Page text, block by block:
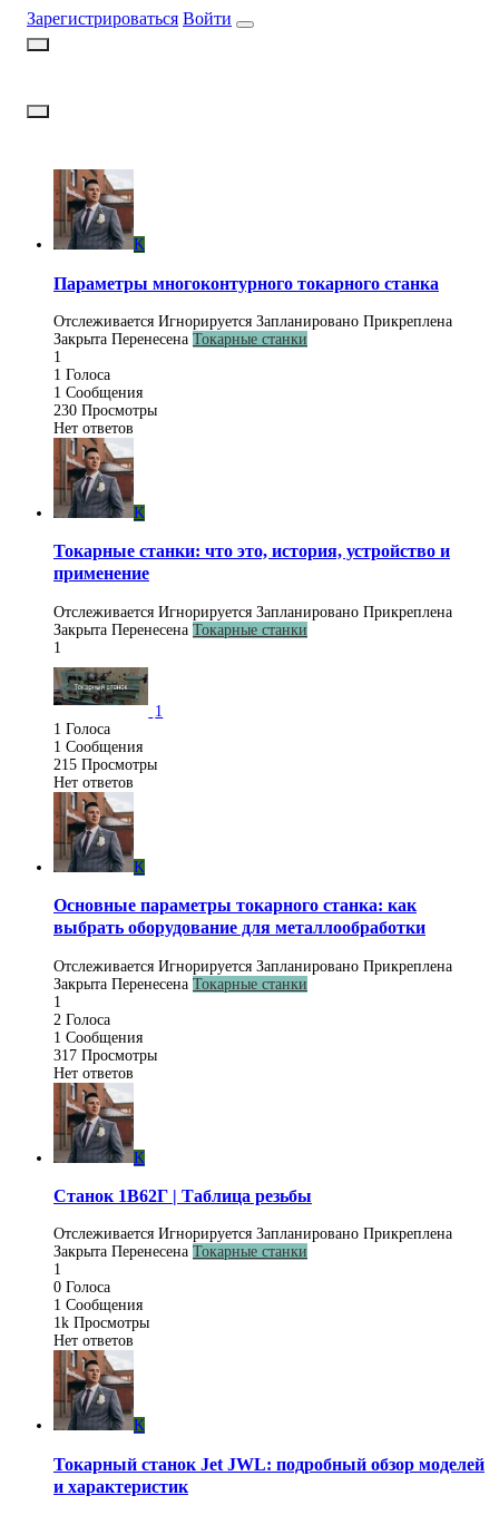
Зарегистрироваться Войти
K
Параметры многоконтурного токарного станка
Отслеживается Игнорируется Запланировано Прикреплена
Закрыта Перенесена Токарные станки
1
1 Голоса
1 Сообщения
230 Просмотры
Нет ответов
K
Токарные станки: что это, история, устройство и
применение
Отслеживается Игнорируется Запланировано Прикреплена
Закрыта Перенесена Токарные станки
1
1
1 Голоса
1 Сообщения
215 Просмотры
Нет ответов
K
Основные параметры токарного станка: как
выбрать оборудование для металлообработки
Отслеживается Игнорируется Запланировано Прикреплена
Закрыта Перенесена Токарные станки
1
2 Голоса
1 Сообщения
317 Просмотры
Нет ответов
K
Станок 1В62Г | Таблица резьбы
Отслеживается Игнорируется Запланировано Прикреплена
Закрыта Перенесена Токарные станки
1
0 Голоса
1 Сообщения
1k Просмотры
Нет ответов
K
Токарный станок Jet JWL: подробный обзор моделей
и характеристик